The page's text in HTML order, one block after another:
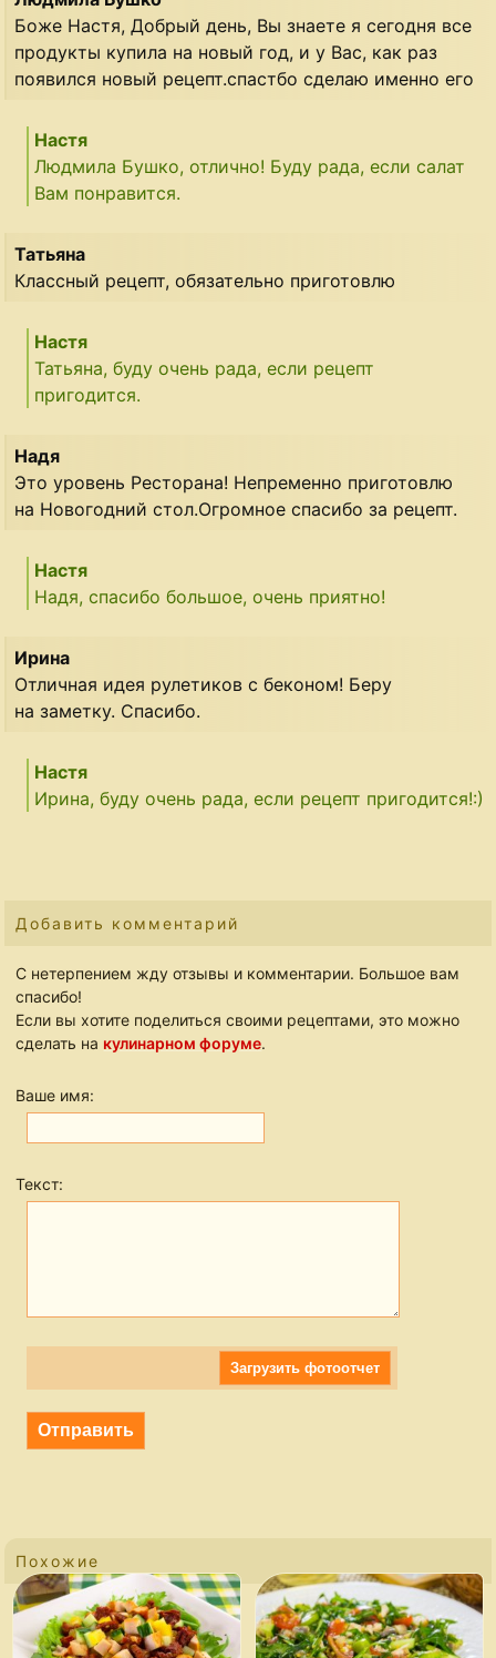
Боже Настя, Добрый день, Вы знаете я сегодня все
продукты купила на новый год, и у Вас, как раз
появился новый рецепт.спастбо сделаю именно его
Настя
Людмила Бушко, отлично! Буду рада, если салат
Вам понравится.
Татьяна
Классный рецепт, обязательно приготовлю
Настя
Татьяна, буду очень рада, если рецепт
пригодится.
Надя
Это уровень Ресторана! Непременно приготовлю
на Новогодний стол.Огромное спасибо за рецепт.
Настя
Надя, спасибо большое, очень приятно!
Ирина
Отличная идея рулетиков с беконом! Беру
на заметку. Спасибо.
Настя
Ирина, буду очень рада, если рецепт пригодится!:)
Добавить комментарий
С нетерпением жду отзывы и комментарии. Большое вам
спасибо!
Если вы хотите поделиться своими рецептами, это можно
сделать на кулинарном форуме.
Ваше имя:
Текст:
Загрузить фотоотчет
Похожие